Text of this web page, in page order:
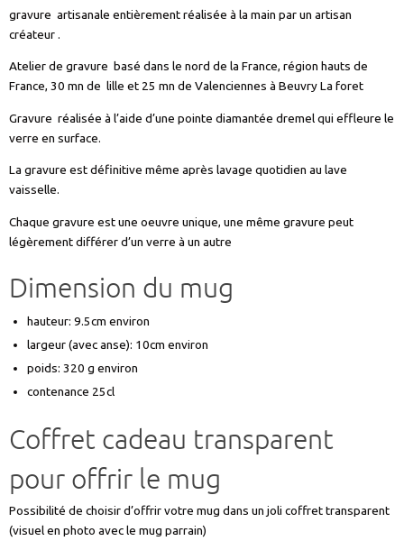
gravure artisanale entièrement réalisée à la main par un artisan
créateur .
Atelier de gravure basé dans le nord de la France, région hauts de
France, 30 mn de lille et 25 mn de Valenciennes à Beuvry La foret
Gravure réalisée à l’aide d’une pointe diamantée dremel qui effleure le
verre en surface.
La gravure est définitive même après lavage quotidien au lave
vaisselle.
Chaque gravure est une oeuvre unique, une même gravure peut
légèrement différer d’un verre à un autre
Dimension du mug
hauteur: 9.5cm environ
largeur (avec anse): 10cm environ
poids: 320 g environ
contenance 25cl
Coffret cadeau transparent
pour offrir le mug
Possibilité de choisir d’offrir votre mug dans un joli coffret transparent
(visuel en photo avec le mug parrain)